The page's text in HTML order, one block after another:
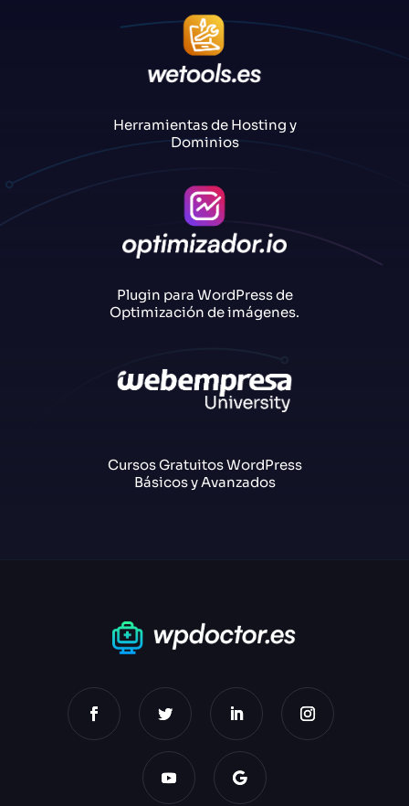
Herramientas de Hosting y
Dominios
Plugin para WordPress de
Optimización de imágenes.
Cursos Gratuitos WordPress
Básicos y Avanzados